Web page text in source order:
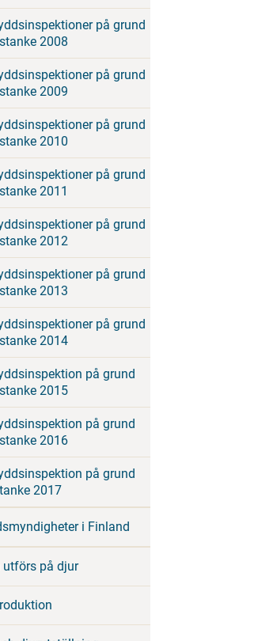
på grund
2008
på grund
2009
på grund
2010
på grund
2011
på grund
2012
på grund
2013
på grund
2014
på grund
2015
på grund
2016
på grund
2017
i Finland
utförs på djur